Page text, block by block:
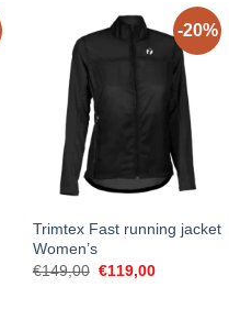
-20%
Trimtex Fast running jacket
Women’s
€149,00 Original
€119,00Current